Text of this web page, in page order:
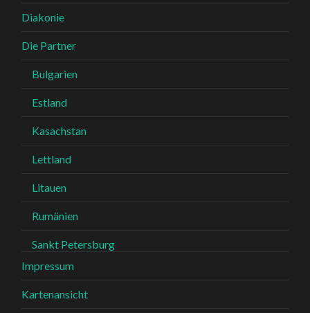
Diakonie
Die Partner
Bulgarien
Estland
Kasachstan
Lettland
Litauen
Rumänien
Sankt Petersburg
Impressum
Kartenansicht